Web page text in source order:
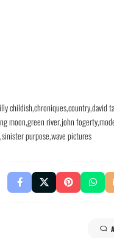
childishchroniquescountrydavid
moongreen riverjohn fogerty
sinister purposewave pictures